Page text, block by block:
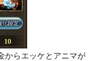
からエッケとアニマが